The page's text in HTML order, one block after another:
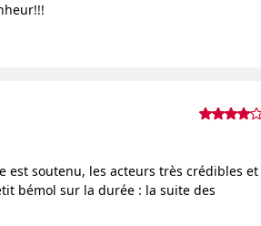
est soutenu, les acteurs très crédibles et
bémol sur la durée : la suite des